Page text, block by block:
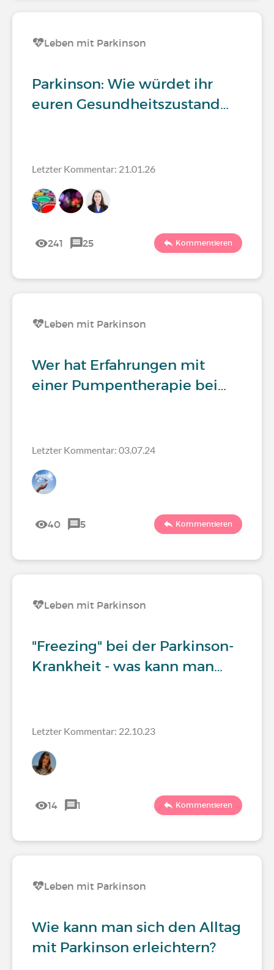
Leben mit Parkinson
Parkinson: Wie würdet ihr
euren Gesundheitszustand…
Letzter Kommentar: 21.01.26
241 25 Kommentieren
Leben mit Parkinson
Wer hat Erfahrungen mit
einer Pumpentherapie bei…
Letzter Kommentar: 03.07.24
40 5 Kommentieren
Leben mit Parkinson
"Freezing" bei der Parkinson-
Krankheit - was kann man…
Letzter Kommentar: 22.10.23
14 1 Kommentieren
Leben mit Parkinson
Wie kann man sich den Alltag
mit Parkinson erleichtern?